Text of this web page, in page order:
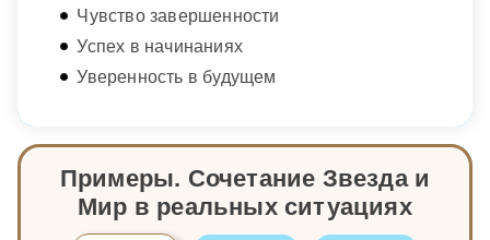
Чувство завершенности
Успех в начинаниях
Уверенность в будущем
Примеры. Сочетание Звезда и
Мир в реальных ситуациях